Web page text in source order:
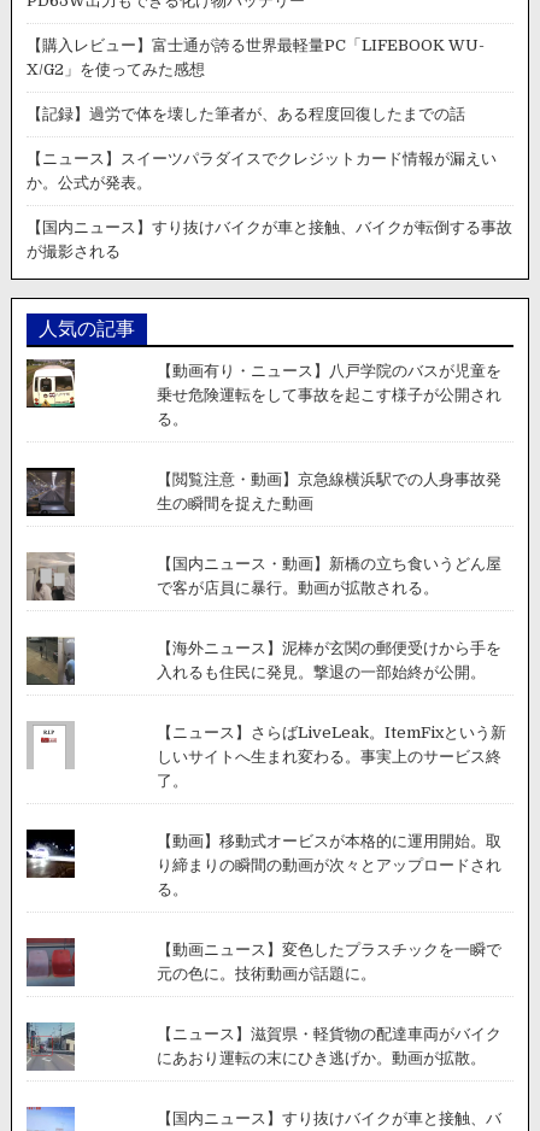
【購入レビュー】富士通が誇る世界最軽量PC「LIFEBOOK WU-
X/G2」を使ってみた感想
【記録】過労で体を壊した筆者が、ある程度回復したまでの話
【ニュース】スイーツパラダイスでクレジットカード情報が漏えい
か。公式が発表。
【国内ニュース】すり抜けバイクが車と接触、バイクが転倒する事故
が撮影される
人気の記事
【動画有り・ニュース】八戸学院のバスが児童を
乗せ危険運転をして事故を起こす様子が公開され
る。
【閲覧注意・動画】京急線横浜駅での人身事故発
生の瞬間を捉えた動画
【国内ニュース・動画】新橋の立ち食いうどん屋
で客が店員に暴行。動画が拡散される。
【海外ニュース】泥棒が玄関の郵便受けから手を
入れるも住民に発見。撃退の一部始終が公開。
【ニュース】さらばLiveLeak。ItemFixという新
しいサイトへ生まれ変わる。事実上のサービス終
了。
【動画】移動式オービスが本格的に運用開始。取
り締まりの瞬間の動画が次々とアップロードされ
る。
【動画ニュース】変色したプラスチックを一瞬で
元の色に。技術動画が話題に。
【ニュース】滋賀県・軽貨物の配達車両がバイク
にあおり運転の末にひき逃げか。動画が拡散。
【国内ニュース】すり抜けバイクが車と接触、バ